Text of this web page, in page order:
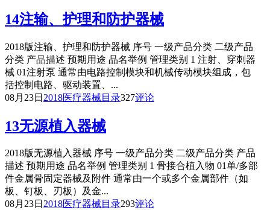
14注输、护理和防护器械
2018版注输、护理和防护器械 序号 一级产品分类 二级产品
分类 产品描述 预期用途 品名举例 管理类别 1 注射、穿刺器
械 01注射泵 通常由电路控制模块和机械传动模块组成，包
括控制电路、驱动装置、...
08月23日 2018医疗器械目录327评论
13无源植入器械
2018版无源植入器械 序号 一级产品分类 二级产品分类 产品
描述 预期用途 品名举例 管理类别 1 骨接合植入物 01单/多部
件金属骨固定器械及附件 通常由一个或多个金属部件（如
板、钉板、刃板）及金...
08月23日 2018医疗器械目录293评论